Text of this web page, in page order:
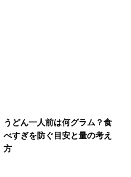
うどん一人前は何グラム？食
べすぎを防ぐ目安と量の考え
方